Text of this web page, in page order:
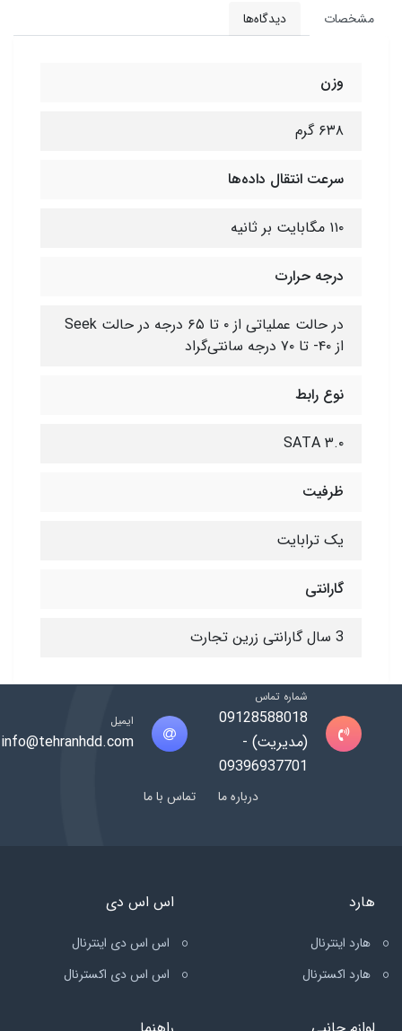
مشخصات دیدگاه‌ها
وزن
۶۳۸ گرم
سرعت انتقال داده‌ها
۱۱۰ مگابایت بر ثانیه
درجه حرارت
در حالت عملیاتی از ۰ تا ۶۵ درجه در حالت Seek
از ۴۰- تا ۷۰ درجه سانتی‌گراد
نوع رابط
SATA ۳.۰
ظرفیت
یک ترابایت
گارانتی
3 سال گارانتی زرین تجارت
شماره تماس
09128588018
(مدیریت) -
09396937701
ایمیل
info@tehranhdd.com
درباره ما تماس با ما
هارد
هارد اینترنال
هارد اکسترنال
اس اس دی
اس اس دی اینترنال
اس اس دی اکسترنال